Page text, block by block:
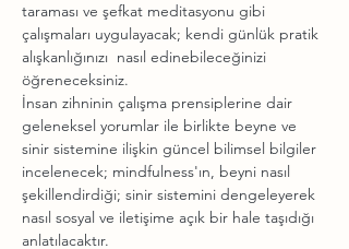
taraması ve şefkat meditasyonu gibi
çalışmaları uygulayacak; kendi günlük pratik
alışkanlığınızı  nasıl edinebileceğinizi
öğreneceksiniz.
İnsan zihninin çalışma prensiplerine dair
geleneksel yorumlar ile birlikte beyne ve
sinir sistemine ilişkin güncel bilimsel bilgiler
incelenecek; mindfulness'ın, beyni nasıl
şekillendirdiği; sinir sistemini dengeleyerek
nasıl sosyal ve iletişime açık bir hale taşıdığı
anlatılacaktır.